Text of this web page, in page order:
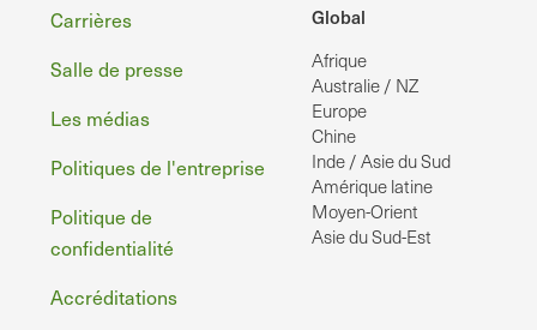
Global
Afrique
Australie / NZ
Europe
Chine
Inde / Asie du Sud
Amérique latine
Moyen-Orient
Asie du Sud-Est
Pied
de
page
Carrières
Salle de presse
Les médias
Politiques de l'entreprise
Politique de
confidentialité
Accréditations